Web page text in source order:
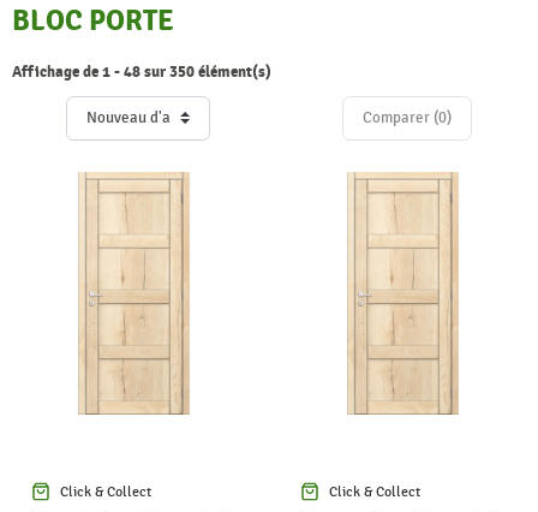
BLOC PORTE
Affichage de 1 - 48 sur 350 élément(s)
Comparer (0)‎
Click & Collect Click & Collect